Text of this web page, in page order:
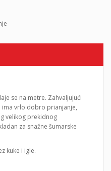
se na metre. Zahvaljujući
ima vrlo dobro prianjanje,
velikog prekidnog
za snažne šumarske
kuke i igle.